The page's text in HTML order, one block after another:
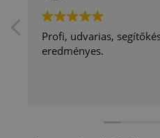
Profi, udvarias,
eredményes.